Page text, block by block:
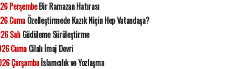
PerşembeBir Ramazan Hatırası
CumaÖzelleştirmede Kazık Niçin Hep Vatandaşa?
SalıGüdüleme Sürüleştirme
CumaCilalı İmaj Devri
Çarşambaİslamcılık ve Yozlaşma